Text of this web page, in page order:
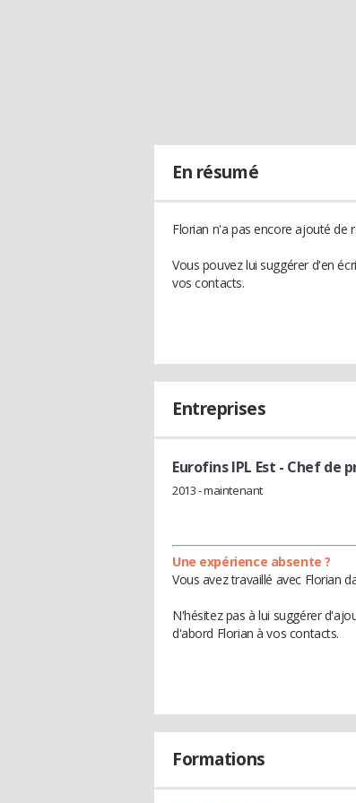
En résumé
Florian n'a pas encore ajouté de
Vous pouvez lui suggérer d'en
vos contacts.
Entreprises
Eurofins IPL Est - Chef de
2013 - maintenant
Une expérience absente ?
Vous avez travaillé avec Florian
N'hésitez pas à lui suggérer
d'abord Florian à vos contacts.
Formations